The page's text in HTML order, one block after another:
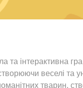
інтерактивна
веселі та
тварин,